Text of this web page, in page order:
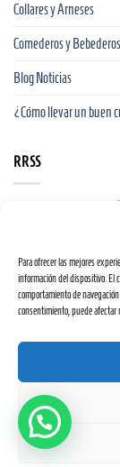
Para ofrecer las mejores
información del dispositivo. El
comportamiento de
consentimiento, puede afectar
Collares y Arneses
Comederos y Bebederos
Blog Noticias
¿Cómo llevar un buen
RRSS
Web financiada por la